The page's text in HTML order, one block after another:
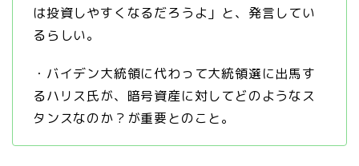
は投資しやすくなるだろうよ」と、発言してい
るらしい。
・バイデン大統領に代わって大統領選に出馬す
るハリス氏が、暗号資産に対してどのようなス
タンスなのか？が重要とのこと。